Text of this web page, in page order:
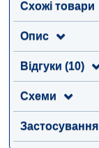
Схожі товари
Опис
Відгуки (10)
Схеми
Застосування